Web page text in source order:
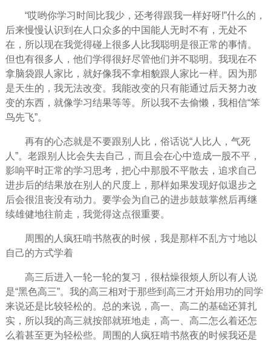
“哎哟你学习时间比我少，还考得跟我一样好呀!”什么的，
后来慢慢认识到在人口众多的中国能人无时不有，无处不
在，所以现在我觉得碰上很多人比我聪明是很正常的事情。
但也有很多人，他们学得很好尽管他们并不聪明。我现在不
拿脑袋跟人家比，就好像我不拿相貌跟人家比一样。因为那
是天生的，我无法改变。我能改变的只有能通过后天努力改
变的东西，就像学习结果等等。所以我不去偷懒，我相信“笨
鸟先飞”。
再有的心态就是不要跟别人比，俗话说“人比人，气死
人”。老跟别人比会失去自己，而且会在心中造成一股不平，
影响平时正常的学习思考，把心中那股不平散去，追求自己
进步后的结果放在别人的尺度上，那样如果发现好似退步之
后会很沮丧没有动力。要学会为自己的进步鼓鼓掌然后再继
续雄健地往前走，我觉得这点很重要。
周围的人疯狂啃书熬夜的时候，我是那样不乱方寸地以
自己的方式学着
高三后进入一轮一轮的复习，很枯燥很烦人所以有人说
是“黑色高三”。我的高三相对于那些到高三才开始用功的同学
来说还是比较轻松的。总的来说，高一、高二的基础还算扎
实，所以我的高三就按部就班地走，高一、高二怎么着还怎
么着甚至更为轻松些。周围的人疯狂啃书熬夜的时候我还是